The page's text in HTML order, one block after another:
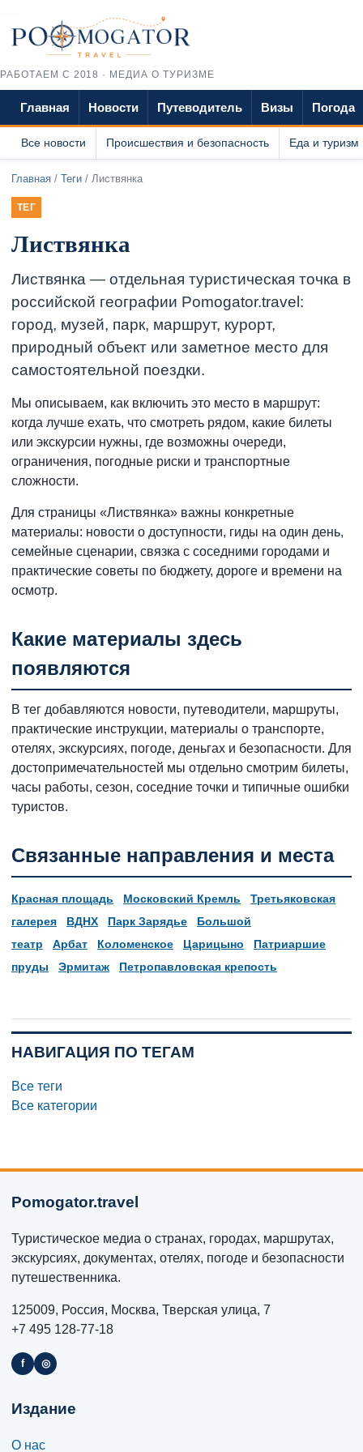
РАБОТАЕМ С 2018 · МЕДИА О ТУРИЗМЕ
Главная Новости Путеводитель Визы Погода
Все новости Происшествия и безопасность Еда и туризм
Главная / Теги / Листвянка
ТЕГ
Листвянка
Листвянка — отдельная туристическая точка в
российской географии Pomogator.travel:
город, музей, парк, маршрут, курорт,
природный объект или заметное место для
самостоятельной поездки.
Мы описываем, как включить это место в маршрут:
когда лучше ехать, что смотреть рядом, какие билеты
или экскурсии нужны, где возможны очереди,
ограничения, погодные риски и транспортные
сложности.
Для страницы «Листвянка» важны конкретные
материалы: новости о доступности, гиды на один день,
семейные сценарии, связка с соседними городами и
практические советы по бюджету, дороге и времени на
осмотр.
Какие материалы здесь
появляются
В тег добавляются новости, путеводители, маршруты,
практические инструкции, материалы о транспорте,
отелях, экскурсиях, погоде, деньгах и безопасности. Для
достопримечательностей мы отдельно смотрим билеты,
часы работы, сезон, соседние точки и типичные ошибки
туристов.
Связанные направления и места
Красная площадь Московский Кремль
Третьяковская
галерея
ВДНХ Парк Зарядье
Большой
театр
Арбат Коломенское Царицыно
Патриаршие
пруды
Эрмитаж Петропавловская крепость
НАВИГАЦИЯ ПО ТЕГАМ
Все теги
Все категории
Pomogator.travel
Туристическое медиа о странах, городах, маршрутах,
экскурсиях, документах, отелях, погоде и безопасности
путешественника.
125009, Россия, Москва, Тверская улица, 7
+7 495 128-77-18
f ◎
Издание
О нас